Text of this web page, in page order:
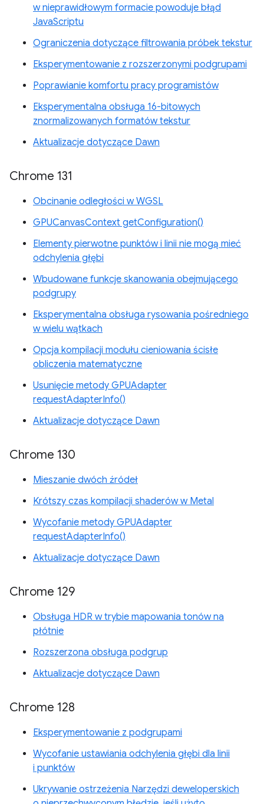
w nieprawidłowym formacie powoduje błąd
JavaScriptu
Ograniczenia dotyczące filtrowania próbek tekstur
Eksperymentowanie z rozszerzonymi podgrupami
Poprawianie komfortu pracy programistów
Eksperymentalna obsługa 16-bitowych
znormalizowanych formatów tekstur
Aktualizacje dotyczące Dawn
Chrome 131
Obcinanie odległości w WGSL
GPUCanvasContext getConfiguration()
Elementy pierwotne punktów i linii nie mogą mieć
odchylenia głębi
Wbudowane funkcje skanowania obejmującego
podgrupy
Eksperymentalna obsługa rysowania pośredniego
w wielu wątkach
Opcja kompilacji modułu cieniowania ścisłe
obliczenia matematyczne
Usunięcie metody GPUAdapter
requestAdapterInfo()
Aktualizacje dotyczące Dawn
Chrome 130
Mieszanie dwóch źródeł
Krótszy czas kompilacji shaderów w Metal
Wycofanie metody GPUAdapter
requestAdapterInfo()
Aktualizacje dotyczące Dawn
Chrome 129
Obsługa HDR w trybie mapowania tonów na
płótnie
Rozszerzona obsługa podgrup
Aktualizacje dotyczące Dawn
Chrome 128
Eksperymentowanie z podgrupami
Wycofanie ustawiania odchylenia głębi dla linii
i punktów
Ukrywanie ostrzeżenia Narzędzi deweloperskich